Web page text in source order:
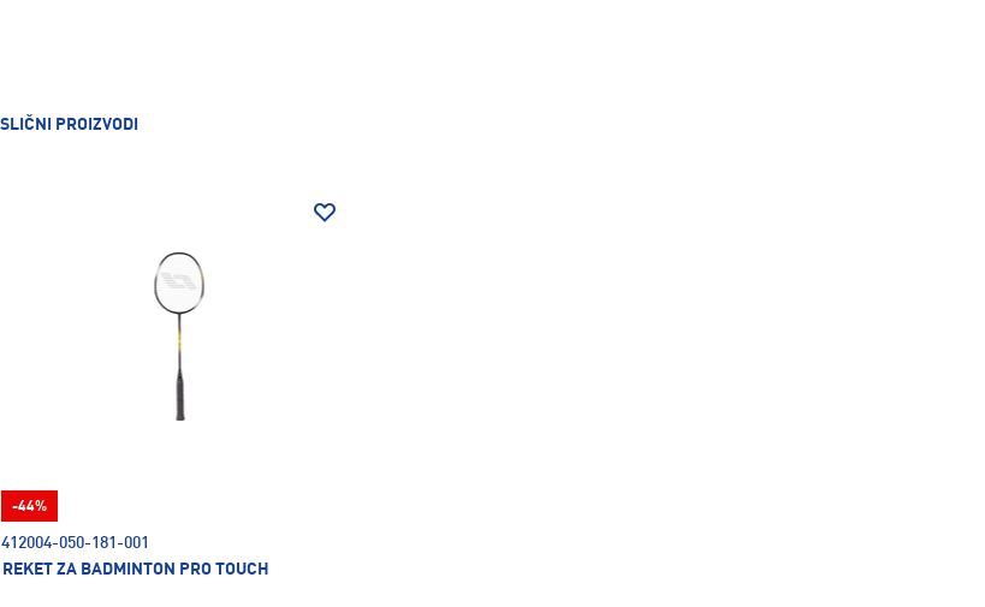
SLIČNI PROIZVODI
412004-050-181-001
REKET ZA BADMINTON PRO TOUCH
-44%